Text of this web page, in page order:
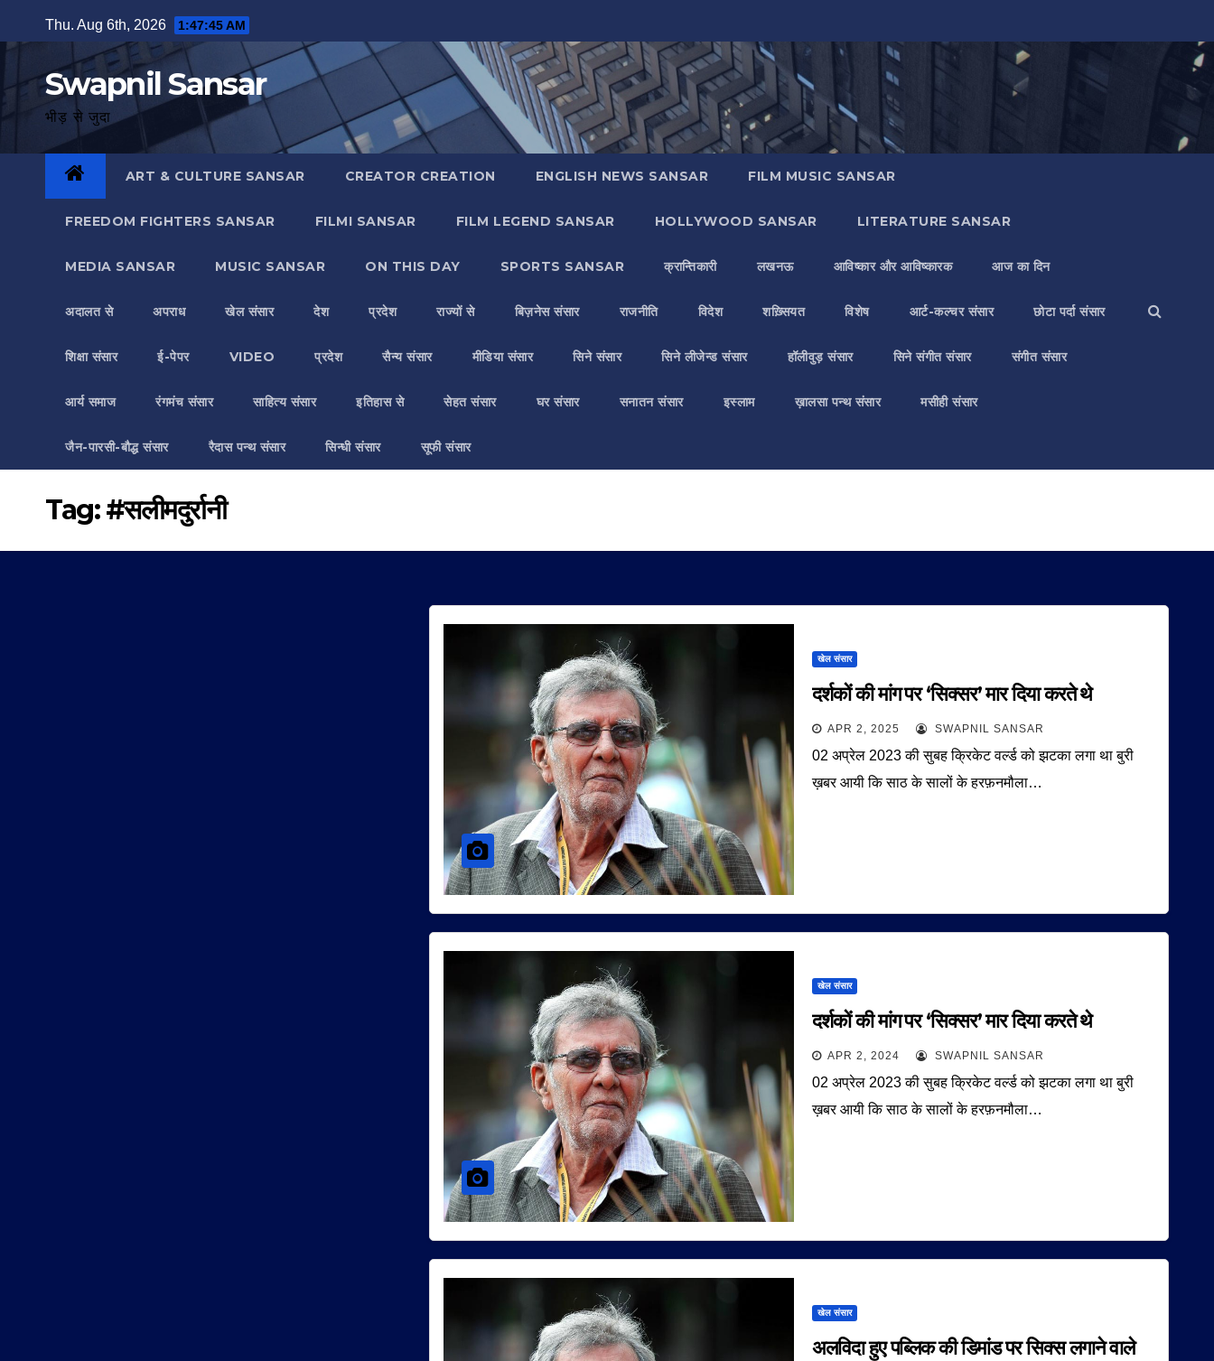
to
Thu. Aug 6th, 2026 1:47:46 AM
Swapnil Sansar
भीड़ से जुदा
ART & CULTURE SANSAR CREATOR CREATION ENGLISH NEWS SANSAR FILM MUSIC SANSAR
FREEDOM FIGHTERS SANSAR FILMI SANSAR FILM LEGEND SANSAR HOLLYWOOD SANSAR LITERATURE SANSAR
MEDIA SANSAR MUSIC SANSAR ON THIS DAY SPORTS SANSAR क्रान्तिकारी लखनऊ आविष्कार और आविष्कारक आज का दिन
अदालत से अपराध खेल संसार देश प्रदेश राज्यों से बिज़नेस संसार राजनीति विदेश शख़्सियत विशेष आर्ट-कल्चर संसार छोटा पर्दा संसार
शिक्षा संसार ई-पेपर VIDEO प्रदेश सैन्य संसार मीडिया संसार सिने संसार सिने लीजेन्ड संसार हॉलीवुड़ संसार सिने संगीत संसार संगीत संसार
आर्य समाज रंगमंच संसार साहित्य संसार इतिहास से सेहत संसार घर संसार सनातन संसार इस्लाम ख़ालसा पन्थ संसार मसीही संसार
जैन-पारसी-बौद्ध संसार रैदास पन्थ संसार सिन्धी संसार सूफी संसार
Tag:#सलीमदुर्रानी
खेल संसार
दर्शकों की मांग पर ‘सिक्सर’ मार दिया करते थे
APR 2, 2025 SWAPNIL SANSAR
02 अप्रेल 2023 की सुबह क्रिकेट वर्ल्ड को झटका लगा था बुरी
ख़बर आयी कि साठ के सालों के हरफ़नमौला…
खेल संसार
दर्शकों की मांग पर ‘सिक्सर’ मार दिया करते थे
APR 2, 2024 SWAPNIL SANSAR
02 अप्रेल 2023 की सुबह क्रिकेट वर्ल्ड को झटका लगा था बुरी
ख़बर आयी कि साठ के सालों के हरफ़नमौला…
खेल संसार
अलविदा हुए पब्लिक की डिमांड पर सिक्स लगाने वाले